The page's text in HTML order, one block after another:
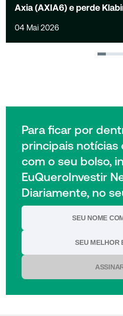
Axia (AXIA6) e perde
04 Mai 2026
1 2
Para ficar por
principais notícias
com o seu bolso,
EuQueroInvestir
Diariamente, no